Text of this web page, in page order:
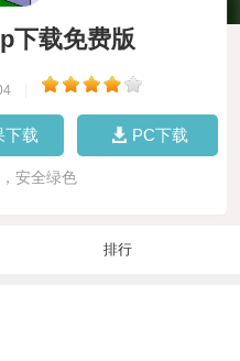
下载免费版
下载 PC下载
安全绿色
排行